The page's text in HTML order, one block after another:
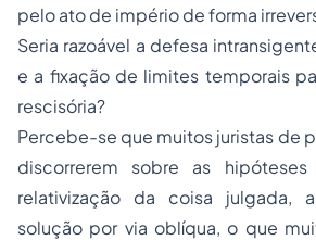
pelo ato de império de forma
Seria razoável a defesa
e a fixação de limites temporais
rescisória?
Percebe-se que muitos juristas de
discorrerem sobre as
relativização da coisa julgada,
solução por via oblíqua, o que